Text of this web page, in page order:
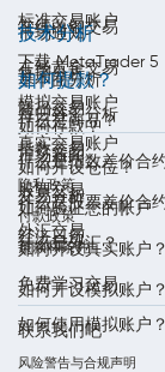
隐私政策
付款政策
条款和条件
标准交易账户
下载 MetaTrader 5
模拟交易账户
真实交易账户
在线白银交易
在线黄金交易
商品交易
指数交易
股票交易
外汇交易
市场通知
每周分析
每日外汇分析
市场新闻
交易分析
经济日历
技术分析
基本面分析
什么是商品？
什么是指数差价合
什么是股票差价合
什么是外汇？
免费学习交易
如何使用模拟账户？
如何提款？
如何存款？
如何开设仓位？
如何验证您的帐户
如何开设真实账户？
如何开设模拟账户？
联系我们吧
风险警告与合规声明